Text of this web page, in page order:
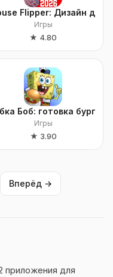
Flipper: Дизайн дома
Игры
★ 4.80
Боб: готовка
Игры
★ 3.90
Вперёд →
приложения для